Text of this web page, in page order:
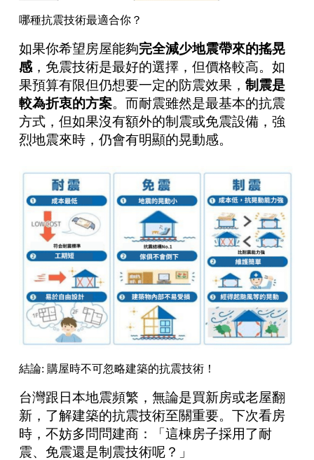
哪種抗震技術最適合你？
如果你希望房屋能夠完全減少地震帶來的搖晃
感，免震技術是最好的選擇，但價格較高。如
果預算有限但仍想要一定的防震效果， 制震是
較為折衷的方案。而耐震雖然是最基本的抗震
方式，但如果沒有額外的制震或免震設備，強
烈地震來時，仍會有明顯的晃動感。
結論: 購屋時不可忽略建築的抗震技術！
台灣跟日本地震頻繁，無論是買新房或老屋翻
新，了解建築的抗震技術至關重要。下次看房
時，不妨多問問建商：「這棟房子採用了耐
震、免震還是制震技術呢？」